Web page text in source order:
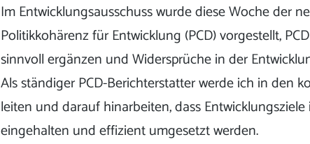
Im Entwicklungsausschuss wurde diese Woche der
Politikkohärenz für Entwicklung (PCD) vorgestellt,
sinnvoll ergänzen und Widersprüche in der
Als ständiger PCD-Berichterstatter werde ich in den
leiten und darauf hinarbeiten, dass
eingehalten und effizient umgesetzt werden.